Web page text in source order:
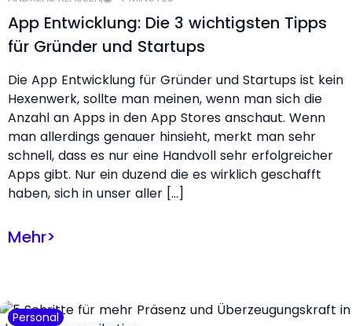
App Entwicklung: Die 3 wichtigsten Tipps
für Gründer und Startups
Die App Entwicklung für Gründer und Startups ist kein
Hexenwerk, sollte man meinen, wenn man sich die
Anzahl an Apps in den App Stores anschaut. Wenn
man allerdings genauer hinsieht, merkt man sehr
schnell, dass es nur eine Handvoll sehr erfolgreicher
Apps gibt. Nur ein duzend die es wirklich geschafft
haben, sich in unser aller […]
Mehr>
Personal